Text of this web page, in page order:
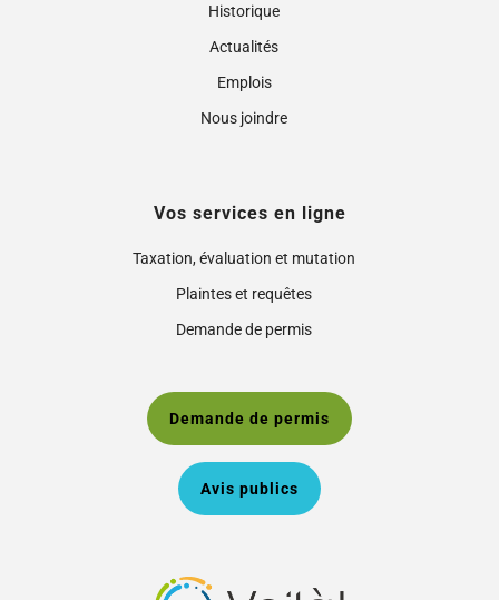
Historique
Actualités
Emplois
Nous joindre
Vos services en ligne
Taxation, évaluation et mutation
Plaintes et requêtes
Demande de permis
Demande de permis
Avis publics